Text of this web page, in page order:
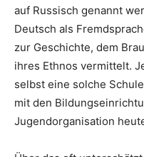
auf Russisch genannt
Deutsch als
zur Geschichte, dem
ihres Ethnos vermittelt.
selbst eine solche
mit den
Jugendorganisation